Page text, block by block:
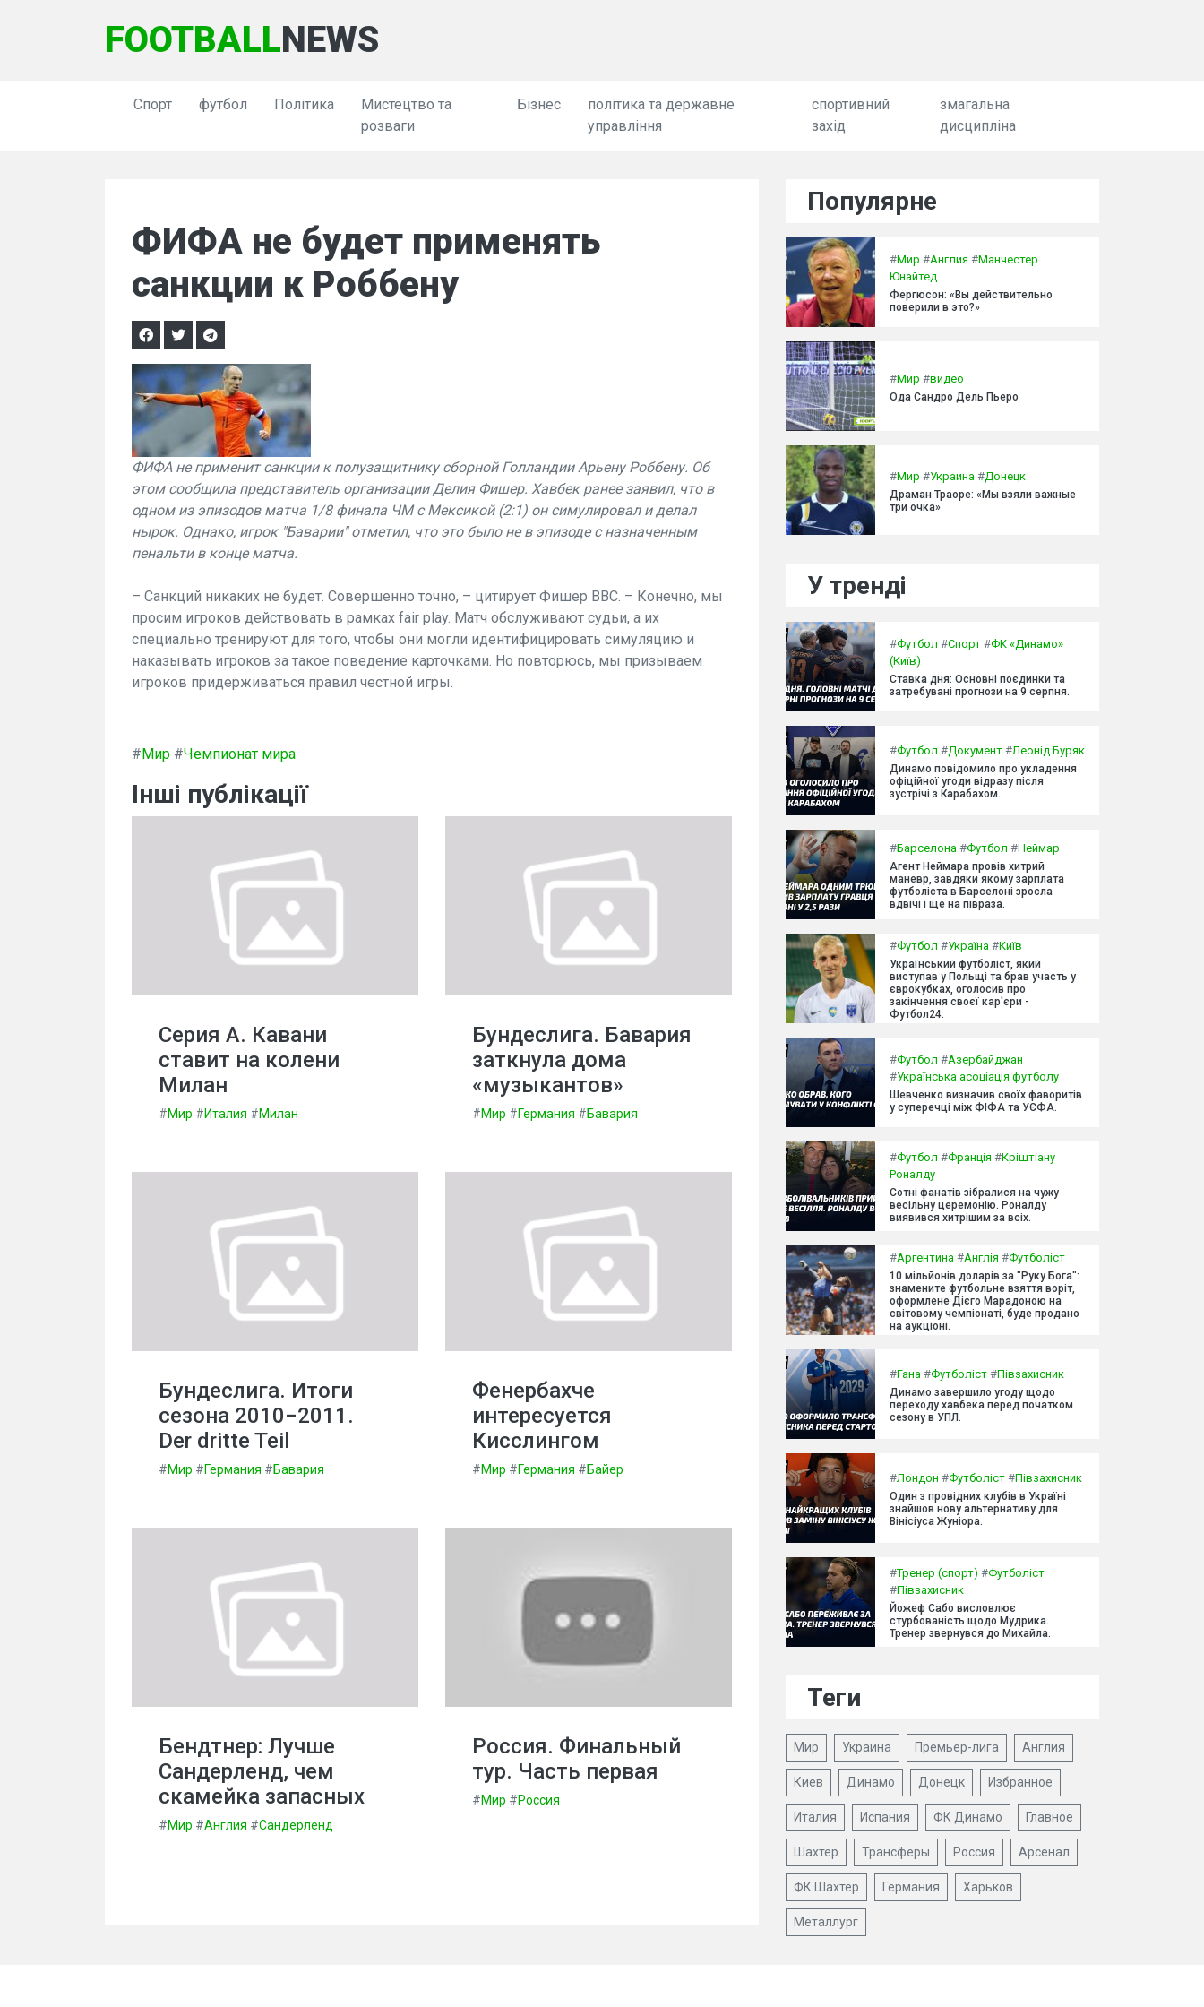
FOOTBALLNEWS
Спорт футбол Політика
Мистецтво та
розваги
Бізнес
політика та державне
управління
спортивний
захід
змагальна
дисципліна
ФИФА не будет применять
санкции к Роббену
ФИФА не применит санкции к полузащитнику сборной Голландии Арьену Роббену. Об
этом сообщила представитель организации Делия Фишер. Хавбек ранее заявил, что в
одном из эпизодов матча 1/8 финала ЧМ с Мексикой (2:1) он симулировал и делал
нырок. Однако, игрок "Баварии" отметил, что это было не в эпизоде с назначенным
пенальти в конце матча.
– Санкций никаких не будет. Совершенно точно, – цитирует Фишер BBC. – Конечно, мы
просим игроков действовать в рамках fair play. Матч обслуживают судьи, а их
специально тренируют для того, чтобы они могли идентифицировать симуляцию и
наказывать игроков за такое поведение карточками. Но повторюсь, мы призываем
игроков придерживаться правил честной игры.
#Мир #Чемпионат мира
Інші публікації
Серия А. Кавани
ставит на колени
Милан
#Мир #Италия #Милан
Бундеслига. Бавария
заткнула дома
«музыкантов»
#Мир #Германия #Бавария
Бундеслига. Итоги
сезона 2010−2011.
Der dritte Teil
#Мир #Германия #Бавария
Фенербахче
интересуется
Кисслингом
#Мир #Германия #Байер
Бендтнер: Лучше
Сандерленд, чем
скамейка запасных
#Мир #Англия #Сандерленд
Россия. Финальный
тур. Часть первая
#Мир #Россия
Популярне
#Мир #Англия #Манчестер
Юнайтед
Фергюсон: «Вы действительно
поверили в это?»
#Мир #видео
Ода Сандро Дель Пьеро
#Мир #Украина #Донецк
Драман Траоре: «Мы взяли важные
три очка»
У тренді
#Футбол #Спорт #ФК «Динамо»
(Київ)
Ставка дня: Основні поєдинки та
затребувані прогнози на 9 серпня.
#Футбол #Документ #Леонід Буряк
Динамо повідомило про укладення
офіційної угоди відразу після
зустрічі з Карабахом.
#Барселона #Футбол #Неймар
Агент Неймара провів хитрий
маневр, завдяки якому зарплата
футболіста в Барселоні зросла
вдвічі і ще на півраза.
#Футбол #Україна #Київ
Український футболіст, який
виступав у Польщі та брав участь у
єврокубках, оголосив про
закінчення своєї кар'єри -
Футбол24.
#Футбол #Азербайджан
#Українська асоціація футболу
Шевченко визначив своїх фаворитів
у суперечці між ФІФА та УЄФА.
#Футбол #Франція #Кріштіану
Роналду
Сотні фанатів зібралися на чужу
весільну церемонію. Роналду
виявився хитрішим за всіх.
#Аргентина #Англія #Футболіст
10 мільйонів доларів за "Руку Бога":
знамените футбольне взяття воріт,
оформлене Дієго Марадоною на
світовому чемпіонаті, буде продано
на аукціоні.
#Гана #Футболіст #Півзахисник
Динамо завершило угоду щодо
переходу хавбека перед початком
сезону в УПЛ.
#Лондон #Футболіст #Півзахисник
Один з провідних клубів в Україні
знайшов нову альтернативу для
Вінісіуса Жуніора.
#Тренер (спорт) #Футболіст
#Півзахисник
Йожеф Сабо висловлює
стурбованість щодо Мудрика.
Тренер звернувся до Михайла.
Теги
Мир Украина Премьер-лига Англия
Киев Динамо Донецк Избранное
Италия Испания ФК Динамо Главное
Шахтер Трансферы Россия Арсенал
ФК Шахтер Германия Харьков
Металлург